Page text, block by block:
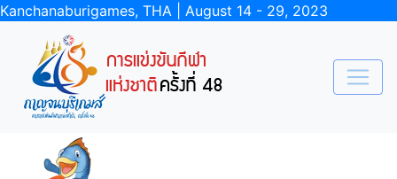
Kanchanaburigames, THA | August 14 - 29, 2023